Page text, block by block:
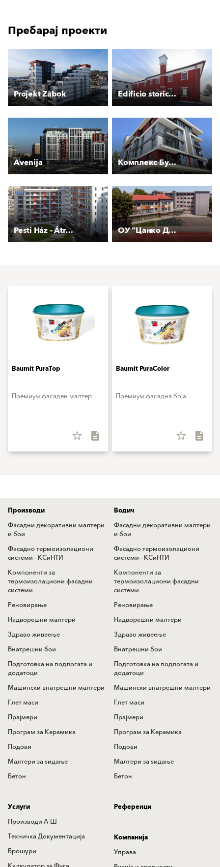
Пребарај проекти
Projekt Zabok Edificio storico Preganziol (TV)
Avenija Комплекс Букет
Pesti Ház – Átrium 3 ОУ "Цанко Дюстабанов"
Baumit PuraTop
Премиум фасаден малтер
star_border description
Baumit PuraColor
Премиум фасадна боја
star_border description
Производи
Фасадни декоративни малтери
и бои
Фасадно термоизолациони
системи - КСиНТИ
Компоненти за
термоизолациони фасадни
системи
Реновирање
Надворешни малтери
Здраво живеење
Внатрешни бои
Подготовка на подлогата и
додатоци
Машински внатрешни малтери
Глет маси
Прајмери
Програм за Керамика
Подови
Mалтери за ѕидањe
Бетон
Водич
Фасадни декоративни малтери
и бои
Фасадно термоизолациони
системи - КСиНТИ
Компоненти за
термоизолациони фасадни
системи
Реновирање
Надворешни малтери
Здраво живеење
Внатрешни бои
Подготовка на подлогата и
додатоци
Машински внатрешни малтери
Глет маси
Прајмери
Програм за Керамика
Подови
Mалтери за ѕидањe
Бетон
Услуги
Производи А-Ш
Техничка Документација
Брошури
Референци
Компанија
Управа